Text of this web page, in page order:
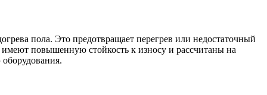
пола. Это предотвращает перегрев или недостаточный
повышенную стойкость к износу и рассчитаны на